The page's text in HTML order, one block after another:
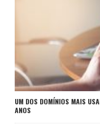
UM DOS DOMÍNIOS MAIS
ANOS